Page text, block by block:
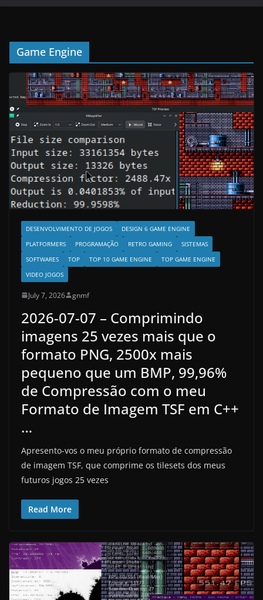
Game Engine
DESENVOLVIMENTO DE JOGOS
DESIGN 6 GAME ENGINE
PLATFORMERS
PROGRAMAÇÃO RETRO GAMING
SISTEMAS
SOFTWARES
TOP TOP 10 GAME ENGINE
TOP GAME ENGINE
VIDEO JOGOS
July 7, 2026 gnmf
2026-07-07 – Comprimindo
imagens 25 vezes mais que o
formato PNG, 2500x mais
pequeno que um BMP, 99,96%
de Compressão com o meu
Formato de Imagem TSF em C++
…
Apresento-vos o meu próprio formato de compressão
de imagem TSF, que comprime os tilesets dos meus
futuros jogos 25 vezes
Read More